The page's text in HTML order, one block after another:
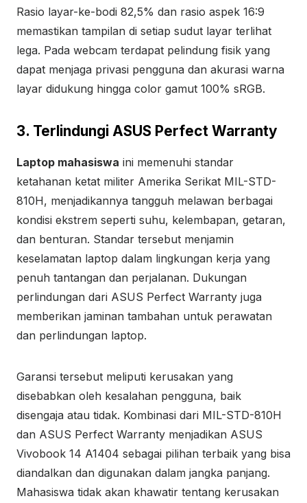
Rasio layar-ke-bodi 82,5% dan rasio aspek 16:9
memastikan tampilan di setiap sudut layar terlihat
lega. Pada webcam terdapat pelindung fisik yang
dapat menjaga privasi pengguna dan akurasi warna
layar didukung hingga color gamut 100% sRGB.
3. Terlindungi ASUS Perfect Warranty
Laptop mahasiswa ini memenuhi standar
ketahanan ketat militer Amerika Serikat MIL-STD-
810H, menjadikannya tangguh melawan berbagai
kondisi ekstrem seperti suhu, kelembapan, getaran,
dan benturan. Standar tersebut menjamin
keselamatan laptop dalam lingkungan kerja yang
penuh tantangan dan perjalanan. Dukungan
perlindungan dari ASUS Perfect Warranty juga
memberikan jaminan tambahan untuk perawatan
dan perlindungan laptop.
Garansi tersebut meliputi kerusakan yang
disebabkan oleh kesalahan pengguna, baik
disengaja atau tidak. Kombinasi dari MIL-STD-810H
dan ASUS Perfect Warranty menjadikan ASUS
Vivobook 14 A1404 sebagai pilihan terbaik yang bisa
diandalkan dan digunakan dalam jangka panjang.
Mahasiswa tidak akan khawatir tentang kerusakan